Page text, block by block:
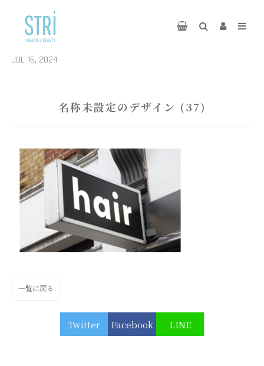
JUL 16, 2024
名称未設定のデザイン (37)
一覧に戻る
Twitter Facebook LINE